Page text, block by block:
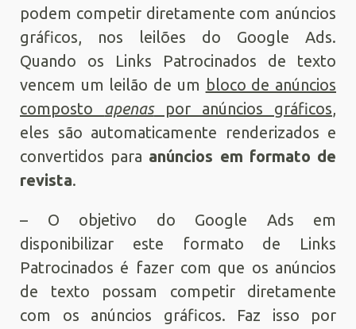
podem competir diretamente com anúncios
gráficos, nos leilões do Google Ads.
Quando os Links Patrocinados de texto
vencem um leilão de um bloco de anúncios
composto apenaspor anúncios gráficos,
eles são automaticamente renderizados e
convertidos para anúncios em formato de
revista.
– O objetivo do Google Ads em
disponibilizar este formato de Links
Patrocinados é fazer com que os anúncios
de texto possam competir diretamente
com os anúncios gráficos. Faz isso por